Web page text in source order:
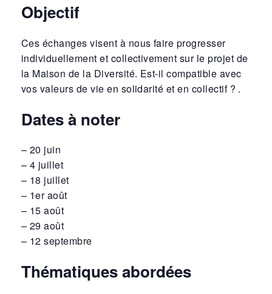
Objectif
Ces échanges visent à nous faire progresser
individuellement et collectivement sur le projet de
la Maison de la Diversité. Est-il compatible avec
vos valeurs de vie en solidarité et en collectif ? .
Dates à noter
– 20 juin
– 4 juillet
– 18 juillet
– 1er août
– 15 août
– 29 août
– 12 septembre
Thématiques abordées